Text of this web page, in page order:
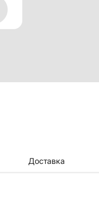
Доставка